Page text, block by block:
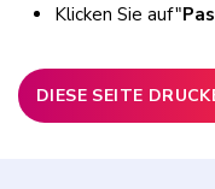
Klicken Sie auf "
DIESE SEITE